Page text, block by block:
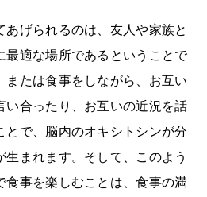
あげられるのは、友人や家族と
最適な場所であるということで
たは食事をしながら、お互い
い合ったり、お互いの近況を話
とで、脳内のオキシトシンが分
まれます。そして、このよう
食事を楽しむことは、食事の満